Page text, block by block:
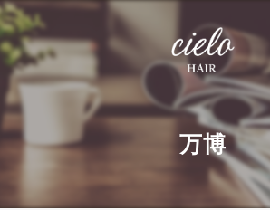
万博